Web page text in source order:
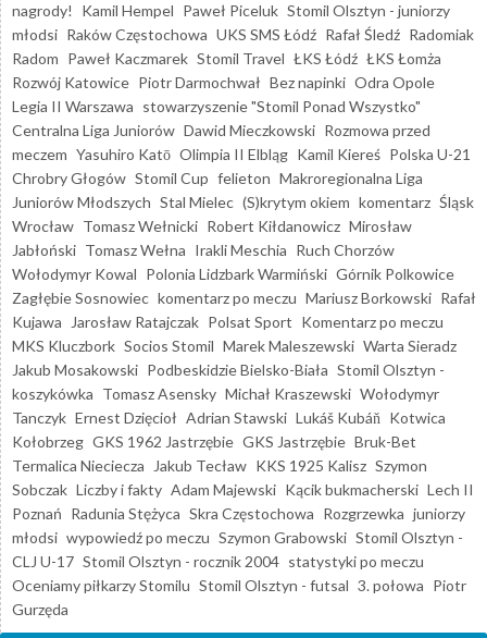
nagrody!
Kamil Hempel Paweł Piceluk Stomil Olsztyn - juniorzy
młodsi Raków Częstochowa UKS SMS Łódź Rafał Śledź Radomiak
Radom Paweł Kaczmarek Stomil Travel ŁKS Łódź ŁKS Łomża
Rozwój Katowice Piotr Darmochwał Bez napinki Odra Opole
Legia II Warszawa stowarzyszenie "Stomil Ponad Wszystko"
Centralna Liga Juniorów Dawid Mieczkowski Rozmowa przed
meczem Yasuhiro Katō Olimpia II Elbląg Kamil Kiereś Polska U-21
Chrobry Głogów Stomil Cup felieton Makroregionalna Liga
Juniorów Młodszych Stal Mielec (S)krytym okiem komentarz Śląsk
Wrocław Tomasz Wełnicki Robert Kiłdanowicz Mirosław
Jabłoński Tomasz Wełna Irakli Meschia Ruch Chorzów
Wołodymyr Kowal Polonia Lidzbark Warmiński Górnik Polkowice
Zagłębie Sosnowiec komentarz po meczu Mariusz Borkowski Rafał
Kujawa
Jarosław Ratajczak Polsat Sport Komentarz po meczu
MKS Kluczbork Socios Stomil Marek Maleszewski Warta Sieradz
Jakub Mosakowski Podbeskidzie Bielsko-Biała Stomil Olsztyn -
koszykówka Tomasz Asensky Michał Kraszewski Wołodymyr
Tanczyk Ernest Dzięcioł Adrian Stawski Lukáš Kubáň Kotwica
Kołobrzeg GKS 1962 Jastrzębie GKS Jastrzębie Bruk-Bet
Termalica Nieciecza
Jakub Tecław KKS 1925 Kalisz Szymon
Sobczak Liczby i fakty Adam Majewski Kącik bukmacherski Lech II
Poznań Radunia Stężyca Skra Częstochowa Rozgrzewka juniorzy
młodsi wypowiedź po meczu Szymon Grabowski Stomil Olsztyn -
CLJ U-17 Stomil Olsztyn - rocznik 2004 statystyki po meczu
Oceniamy piłkarzy Stomilu Stomil Olsztyn - futsal 3. połowa Piotr
Gurzęda